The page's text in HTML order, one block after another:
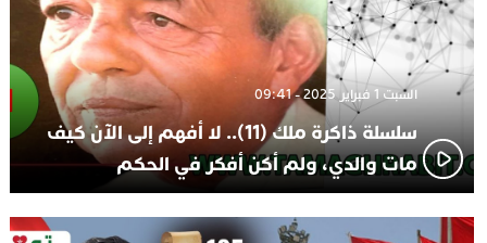
السبت 1 فبراير 2025 - 09:41
سلسلة ذاكرة ملك (11).. لا أفهم إلى الآن كيف
مات والدي، ولم أكن أفكر في الحكم